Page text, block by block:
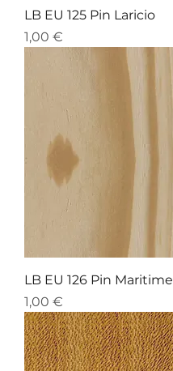
LB EU 125 Pin Laricio
Preis
1,00 €
LB EU 126 Pin Maritime
Preis
1,00 €